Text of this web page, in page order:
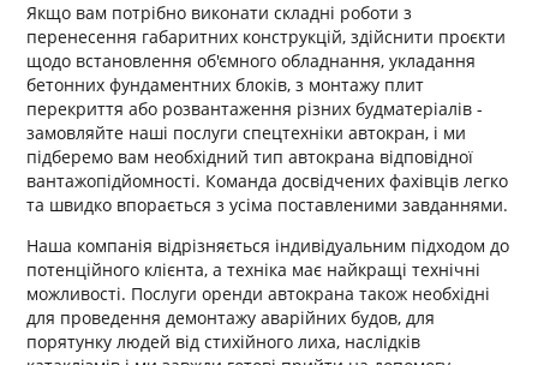
Якщо вам потрібно виконати складні роботи з
перенесення габаритних конструкцій, здійснити проєкти
щодо встановлення об'ємного обладнання, укладання
бетонних фундаментних блоків, з монтажу плит
перекриття або розвантаження різних будматеріалів -
замовляйте наші послуги спецтехніки автокран, і ми
підберемо вам необхідний тип автокрана відповідної
вантажопідйомності. Команда досвідчених фахівців легко
та швидко впорається з усіма поставленими завданнями.
Наша компанія відрізняється індивідуальним підходом до
потенційного клієнта, а техніка має найкращі технічні
можливості. Послуги оренди автокрана також необхідні
для проведення демонтажу аварійних будов, для
порятунку людей від стихійного лиха, наслідків